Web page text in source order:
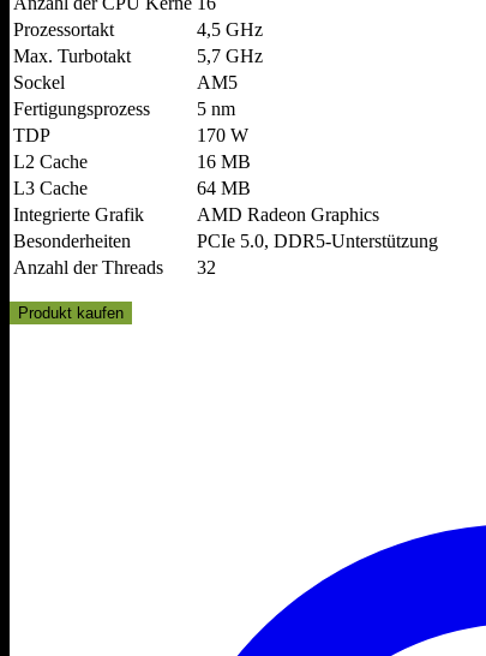
Prozessortakt
4,5 GHz
Max. Turbotakt
5,7 GHz
Sockel
AM5
Fertigungsprozess
5 nm
TDP
170 W
L2 Cache
16 MB
L3 Cache
64 MB
Integrierte Grafik
AMD Radeon Graphics
Besonderheiten
PCIe 5.0, DDR5-Unterstützung
Anzahl der Threads
32
Produkt kaufen